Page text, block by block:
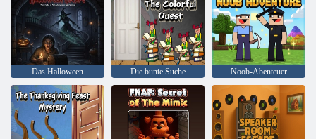
Das Halloween Die bunte Suche Noob-Abenteuer